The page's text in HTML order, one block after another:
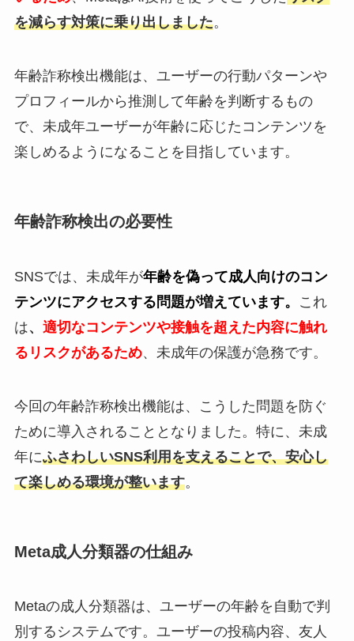
を減らす対策に乗り出しました。
年齢詐称検出機能は、ユーザーの行動パターンや
プロフィールから推測して年齢を判断するもの
で、未成年ユーザーが年齢に応じたコンテンツを
楽しめるようになることを目指しています。
年齢詐称検出の必要性
SNSでは、未成年が年齢を偽って成人向けのコン
テンツにアクセスする問題が増えています。
これ
は、 適切なコンテンツや接触を超えた内容に触れ
るリスクがあるため、未成年の保護が急務です。
今回の年齢詐称検出機能は、こうした問題を防ぐ
ために導入されることとなりました。特に、未成
年にふさわしいSNS利用を支えることで、安心し
て楽しめる環境が整います。
Meta成人分類器の仕組み
Metaの成人分類器は、ユーザーの年齢を自動で判
別するシステムです。ユーザーの投稿内容、友人